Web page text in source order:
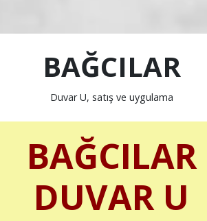
BAĞCILAR
Duvar U, satış ve uygulama
BAĞCILAR
DUVAR U